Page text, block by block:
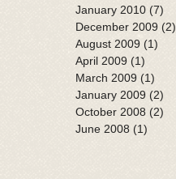
January 2010 (7)
December 2009 (2)
August 2009 (1)
April 2009 (1)
March 2009 (1)
January 2009 (2)
October 2008 (2)
June 2008 (1)